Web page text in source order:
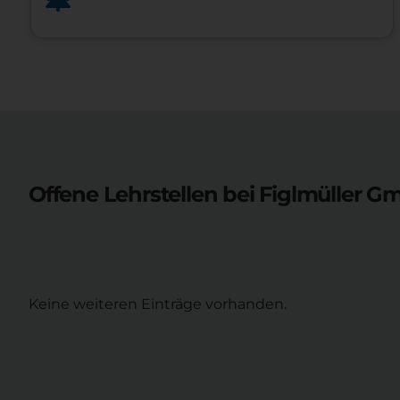
Offene Lehrstellen bei Figlmüller
Keine weiteren Einträge vorhanden.